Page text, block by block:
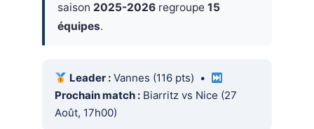
saison 2025-2026regroupe 15
équipes.
Leader :Vannes (116 pts) •
Prochain match :Biarritz vs Nice (27
Août, 17h00)